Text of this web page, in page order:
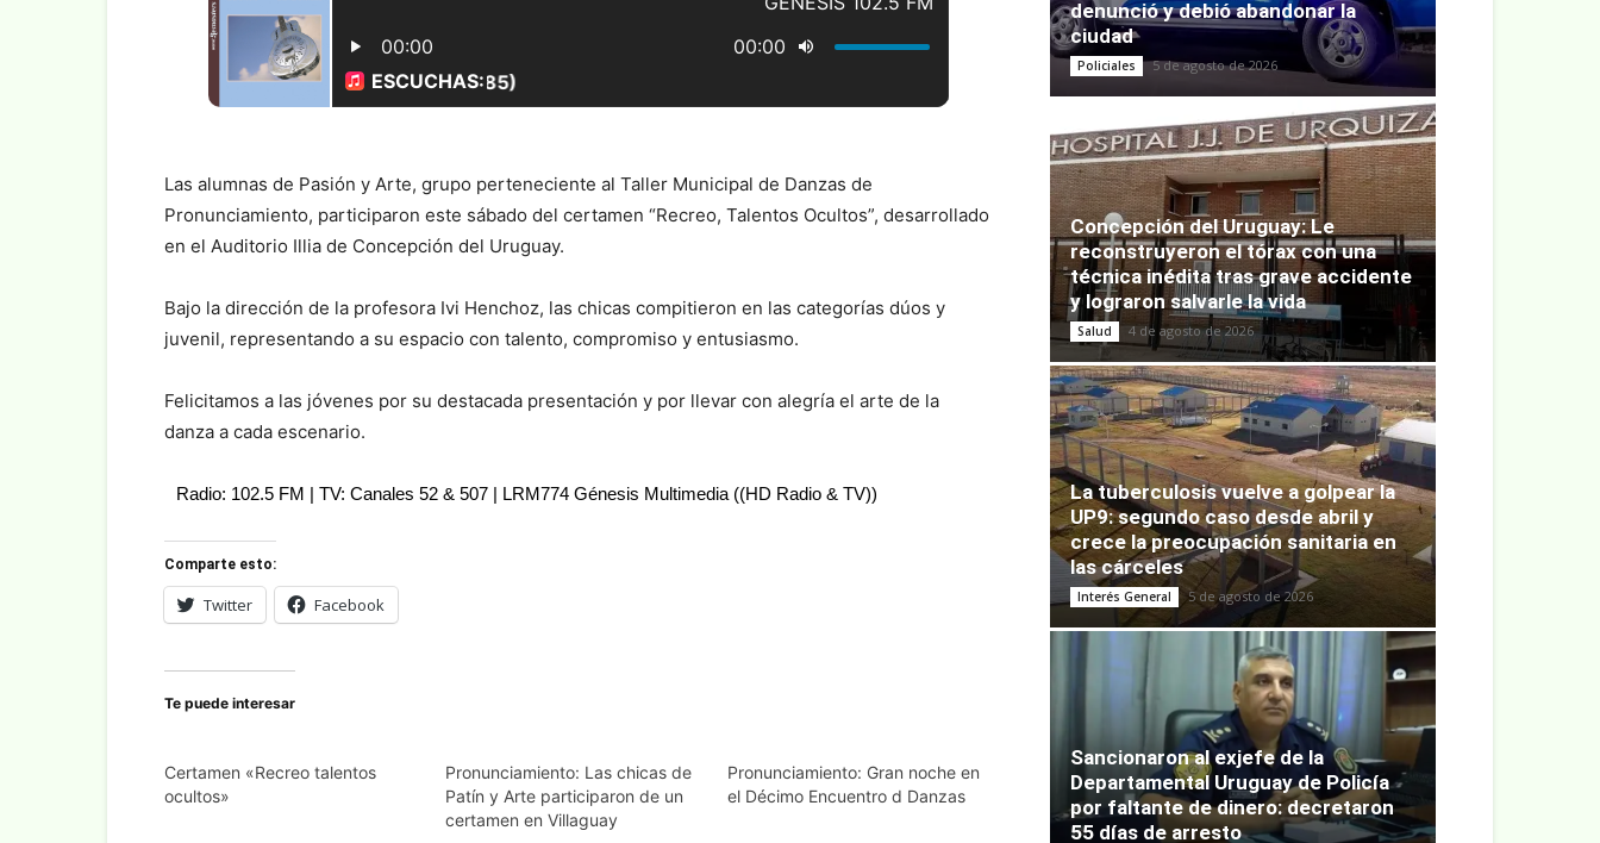
Las alumnas de Pasión y Arte, grupo perteneciente al Taller Municipal de Danzas de
Pronunciamiento, participaron este sábado del certamen “Recreo, Talentos Ocultos”, desarrollado
en el Auditorio Illia de Concepción del Uruguay.
Bajo la dirección de la profesora Ivi Henchoz, las chicas compitieron en las categorías dúos y
juvenil, representando a su espacio con talento, compromiso y entusiasmo.
Felicitamos a las jóvenes por su destacada presentación y por llevar con alegría el arte de la
danza a cada escenario.
Radio: 102.5 FM | TV: Canales 52 & 507 | LRM774 Génesis Multimedia ((HD Radio & TV))
Comparte esto:
Twitter Facebook
Te puede interesar
Certamen «Recreo talentos
ocultos»
Pronunciamiento: Las chicas de
Patín y Arte participaron de un
certamen en Villaguay
Pronunciamiento: Gran noche en
el Décimo Encuentro d Danzas
denunció y debió abandonar la
ciudad
Policiales 5 de agosto de 2026
Concepción del Uruguay: Le
reconstruyeron el tórax con una
técnica inédita tras grave accidente
y lograron salvarle la vida
Salud 4 de agosto de 2026
La tuberculosis vuelve a golpear la
UP9: segundo caso desde abril y
crece la preocupación sanitaria en
las cárceles
Interés General 5 de agosto de 2026
Sancionaron al exjefe de la
Departamental Uruguay de Policía
por faltante de dinero: decretaron
55 días de arresto